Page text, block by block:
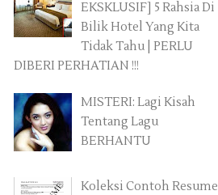
EKSKLUSIF] 5 Rahsia Di
Bilik Hotel Yang Kita
Tidak Tahu | PERLU
DIBERI PERHATIAN !!!
MISTERI: Lagi Kisah
Tentang Lagu
BERHANTU
Koleksi Contoh Resume